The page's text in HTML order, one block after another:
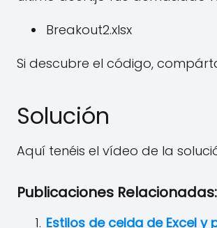
Breakout2.xlsx
Si descubre el código,
Solución
Aquí tenéis el vídeo de la
Publicaciones Relacionadas:
Estilos de celda de Excel